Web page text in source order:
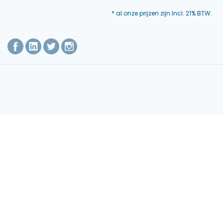
* al onze prijzen zijn Incl. 21% BTW.